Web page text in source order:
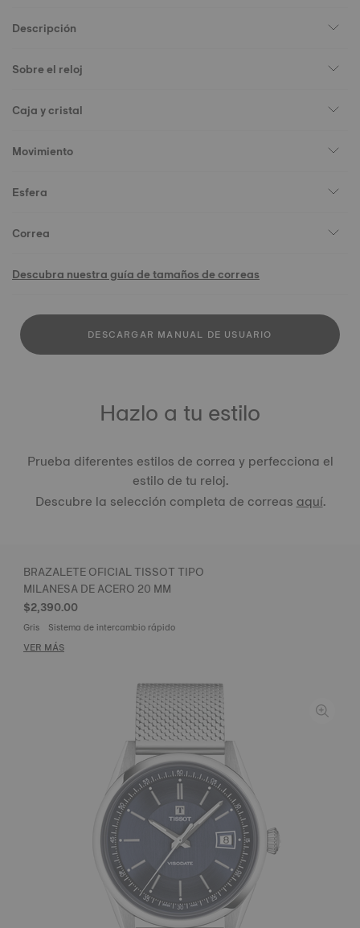
Descripción
Sobre el reloj
Caja y cristal
Movimiento
Esfera
Correa
Descubra nuestra guía de tamaños de correas
DESCARGAR MANUAL DE USUARIO
Hazlo a tu estilo
Prueba diferentes estilos de correa y perfecciona el
estilo de tu reloj.
Descubre la selección completa de correasaquí.
BRAZALETE OFICIAL TISSOT TIPO
MILANESA DE ACERO 20 MM
$2,390.00
Gris Sistema de intercambio rápido
VER MÁS